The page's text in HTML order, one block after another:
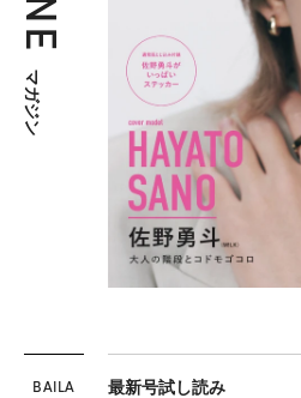
マガジン
BAILA 最新号試し読み